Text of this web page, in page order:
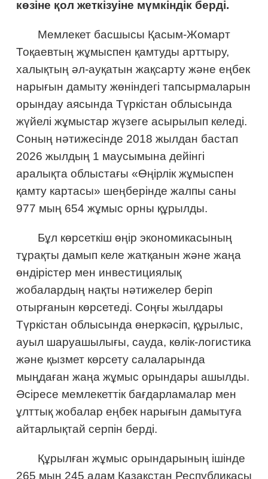
көзіне қол жеткізуіне мүмкіндік берді.
Мемлекет басшысы Қасым-Жомарт
Тоқаевтың жұмыспен қамтуды арттыру,
халықтың әл-ауқатын жақсарту және еңбек
нарығын дамыту жөніндегі тапсырмаларын
орындау аясында Түркістан облысында
жүйелі жұмыстар жүзеге асырылып келеді.
Соның нәтижесінде 2018 жылдан бастап
2026 жылдың 1 маусымына дейінгі
аралықта облыстағы «Өңірлік жұмыспен
қамту картасы» шеңберінде жалпы саны
977 мың 654 жұмыс орны құрылды.
Бұл көрсеткіш өңір экономикасының
тұрақты дамып келе жатқанын және жаңа
өндірістер мен инвестициялық
жобалардың нақты нәтижелер беріп
отырғанын көрсетеді. Соңғы жылдары
Түркістан облысында өнеркәсіп, құрылыс,
ауыл шаруашылығы, сауда, көлік-логистика
және қызмет көрсету салаларында
мыңдаған жаңа жұмыс орындары ашылды.
Әсіресе мемлекеттік бағдарламалар мен
ұлттық жобалар еңбек нарығын дамытуға
айтарлықтай серпін берді.
Құрылған жұмыс орындарының ішінде
265 мың 245 адам Қазақстан Республикасы